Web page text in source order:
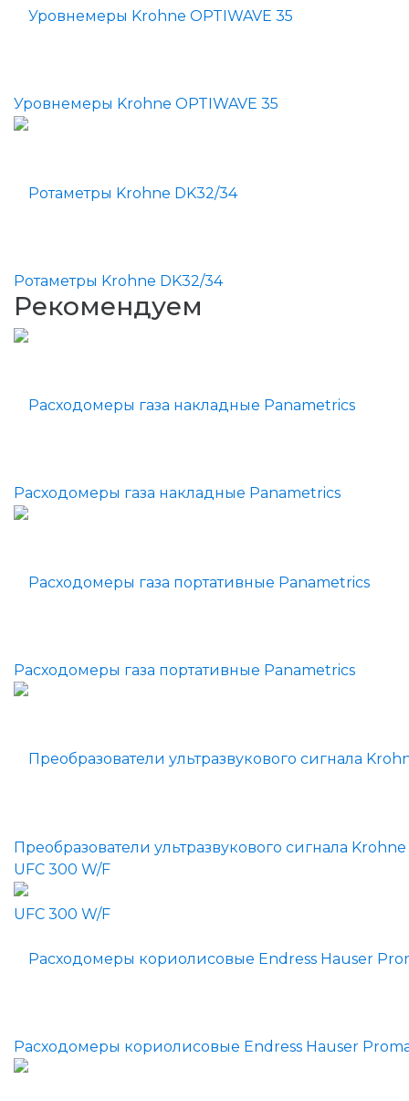
Уровнемеры Krohne OPTIWAVE 35
Ротаметры Krohne DK32/34
Рекомендуем
Расходомеры газа накладные Panametrics
Расходомеры газа портативные Panametrics
Преобразователи ультразвукового сигнала Krohne
UFC 300 W/F
Расходомеры кориолисовые Endress Hauser